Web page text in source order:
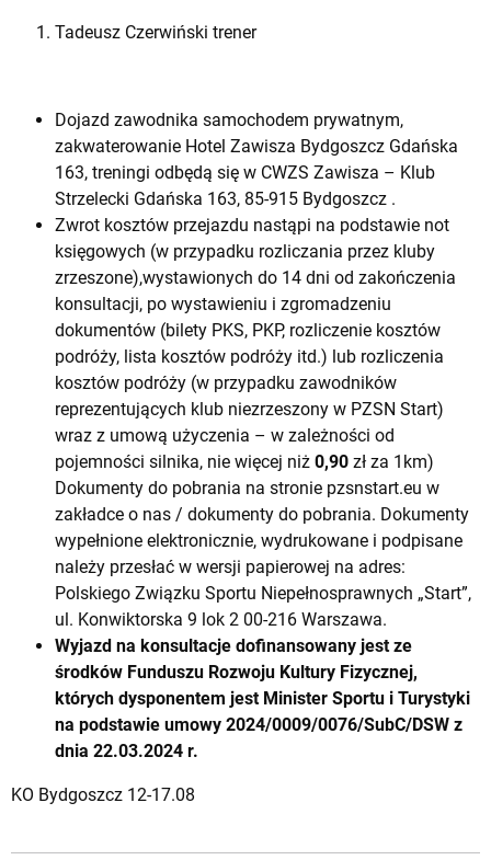
Tadeusz Czerwiński trener
Dojazd zawodnika samochodem prywatnym,
zakwaterowanie Hotel Zawisza Bydgoszcz Gdańska
163, treningi odbędą się w CWZS Zawisza – Klub
Strzelecki Gdańska 163, 85-915 Bydgoszcz .
Zwrot kosztów przejazdu nastąpi na podstawie not
księgowych (w przypadku rozliczania przez kluby
zrzeszone),wystawionych do 14 dni od zakończenia
konsultacji, po wystawieniu i zgromadzeniu
dokumentów (bilety PKS, PKP, rozliczenie kosztów
podróży, lista kosztów podróży itd.) lub rozliczenia
kosztów podróży (w przypadku zawodników
reprezentujących klub niezrzeszony w PZSN Start)
wraz z umową użyczenia – w zależności od
pojemności silnika, nie więcej niż 0,90 zł za 1km)
Dokumenty do pobrania na stronie pzsnstart.eu w
zakładce o nas / dokumenty do pobrania. Dokumenty
wypełnione elektronicznie, wydrukowane i podpisane
należy przesłać w wersji papierowej na adres:
Polskiego Związku Sportu Niepełnosprawnych „Start”,
ul. Konwiktorska 9 lok 2 00-216 Warszawa.
Wyjazd na konsultacje dofinansowany jest ze
środków Funduszu Rozwoju Kultury Fizycznej,
których dysponentem jest Minister Sportu i Turystyki
na podstawie umowy 2024/0009/0076/SubC/DSW z
dnia 22.03.2024 r.
KO Bydgoszcz 12-17.08